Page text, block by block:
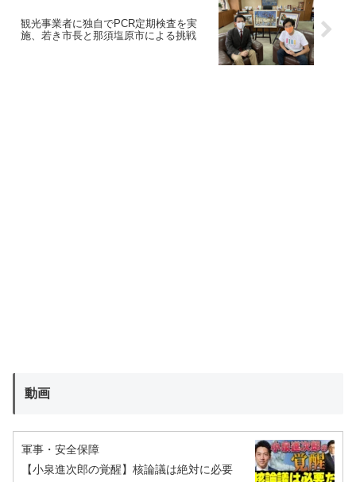
観光事業者に独自でPCR定期検査を実
施、若き市長と那須塩原市による挑戦
動画
軍事・安全保障
【小泉進次郎の覚醒】核論議は絶対に必要